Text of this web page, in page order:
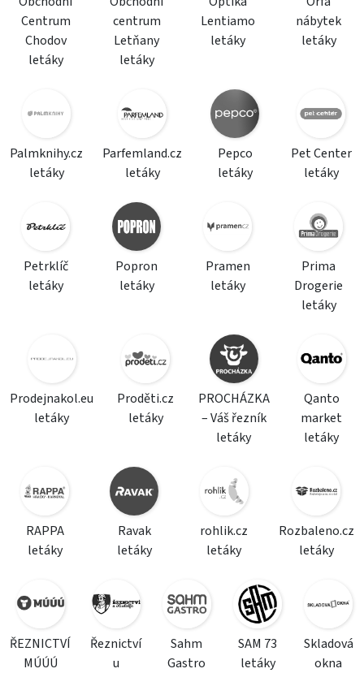
Centrum
Chodov
letáky
centrum
Letňany
letáky
Lentiamo
letáky
nábytek
letáky
Palmknihy.cz
letáky
Parfemland.cz
letáky
Pepco
letáky
Pet Center
letáky
Petrklíč
letáky
Popron
letáky
Pramen
letáky
Prima
Drogerie
letáky
Prodejnakol.eu
letáky
Proděti.cz
letáky
PROCHÁZKA
– Váš řezník
letáky
Qanto
market
letáky
RAPPA
letáky
Ravak
letáky
rohlik.cz
letáky
Rozbaleno.cz
letáky
ŘEZNICTVÍ
MÚÚÚ
Řeznictví
u
Sahm
Gastro
SAM 73
letáky
Skladová
okna